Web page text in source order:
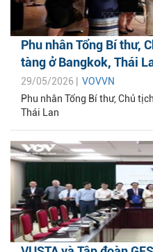
Phu nhân Tổng Bí thư,
tàng ở Bangkok, Thái
29/05/2026 | VOVVN
Phu nhân Tổng Bí thư, Chủ
Thái Lan